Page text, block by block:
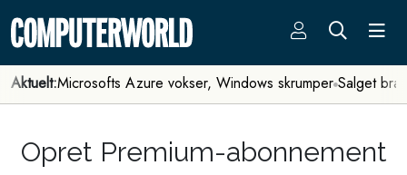
Aktuelt:Microsofts Azure vokser, Windows skrumper Salget
Opret Premium-abonnement